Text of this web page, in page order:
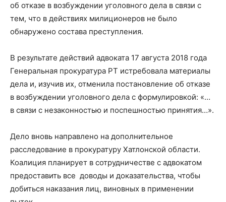
об отказе в возбуждении уголовного дела в связи с
тем, что в действиях милиционеров не было
обнаружено состава преступления.
В результате действий адвоката 17 августа 2018 года
Генеральная прокуратура РТ истребовала материалы
дела и, изучив их, отменила постановление об отказе
в возбуждении уголовного дела с формулировкой: «…
в связи с незаконностью и поспешностью принятия…».
Дело вновь направлено на дополнительное
расследование в прокуратуру Хатлонской области.
Коалиция планирует в сотрудничестве с адвокатом
предоставить все доводы и доказательства, чтобы
добиться наказания лиц, виновных в применении